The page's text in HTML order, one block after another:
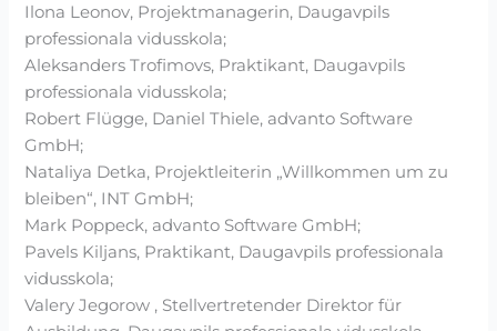
Ilona Leonov, Projektmanagerin, Daugavpils
professionala vidusskola;
Aleksanders Trofimovs, Praktikant, Daugavpils
professionala vidusskola;
Robert Flügge, Daniel Thiele, advanto Software
GmbH;
Nataliya Detka, Projektleiterin „Willkommen um zu
bleiben“, INT GmbH;
Mark Poppeck, advanto Software GmbH;
Pavels Kiljans, Praktikant, Daugavpils professionala
vidusskola;
Valery Jegorow , Stellvertretender Direktor für